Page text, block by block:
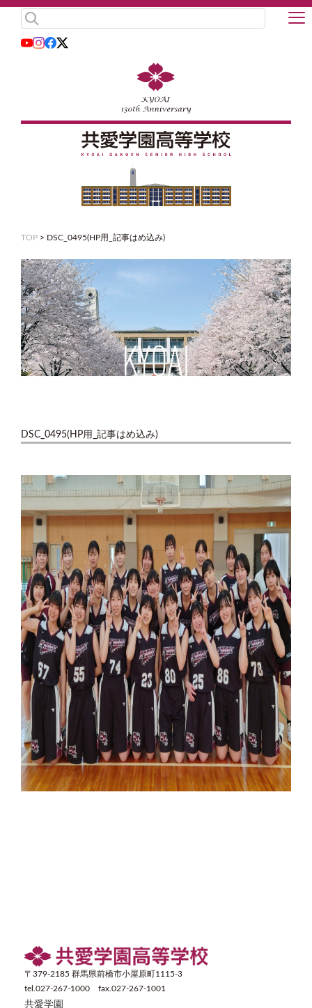
TOP > DSC_0495(HP用_記事はめ込み)
DSC_0495(HP用_記事はめ込み)
〒379-2185 群馬県前橋市小屋原町1115-3
tel.027-267-1000 fax.027-267-1001
共愛学園